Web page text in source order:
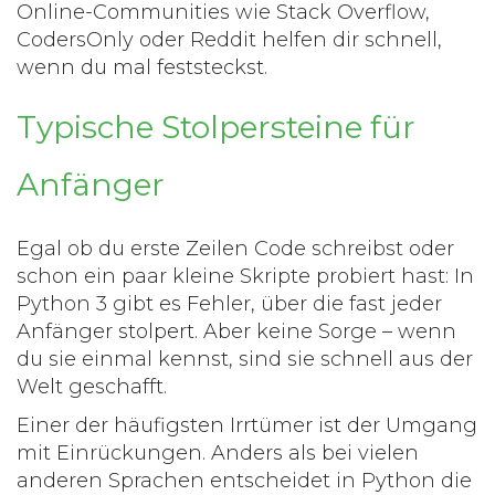
Online-Communities wie Stack Overflow,
CodersOnly oder Reddit helfen dir schnell,
wenn du mal feststeckst.
Typische Stolpersteine für
Anfänger
Egal ob du erste Zeilen Code schreibst oder
schon ein paar kleine Skripte probiert hast: In
Python 3 gibt es Fehler, über die fast jeder
Anfänger stolpert. Aber keine Sorge – wenn
du sie einmal kennst, sind sie schnell aus der
Welt geschafft.
Einer der häufigsten Irrtümer ist der Umgang
mit Einrückungen. Anders als bei vielen
anderen Sprachen entscheidet in Python die